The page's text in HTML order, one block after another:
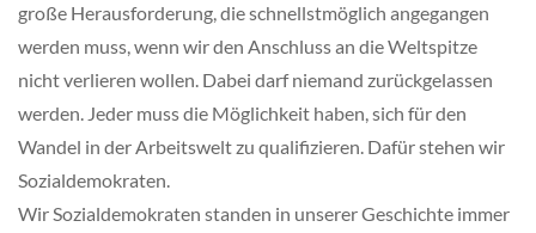
große Herausforderung, die schnellstmöglich angegangen
werden muss, wenn wir den Anschluss an die Weltspitze
nicht verlieren wollen. Dabei darf niemand zurückgelassen
werden. Jeder muss die Möglichkeit haben, sich für den
Wandel in der Arbeitswelt zu qualifizieren. Dafür stehen wir
Sozialdemokraten.
Wir Sozialdemokraten standen in unserer Geschichte immer